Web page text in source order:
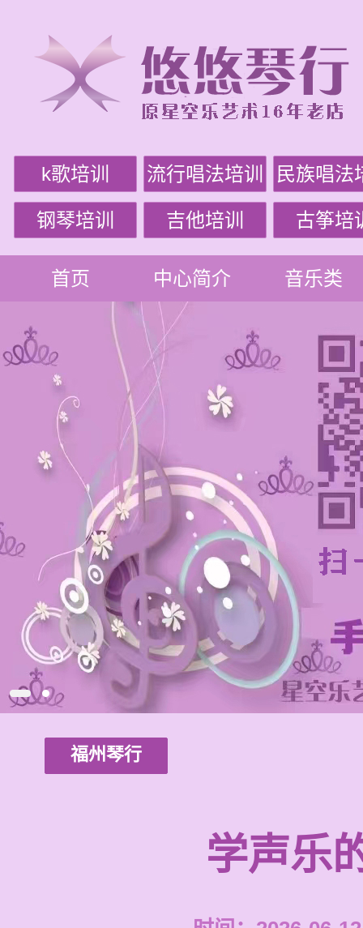
k歌培训 流行唱法培训 民族唱法
钢琴培训 吉他培训 古筝培
首页 中心简介 音乐类
福州琴行
学声乐